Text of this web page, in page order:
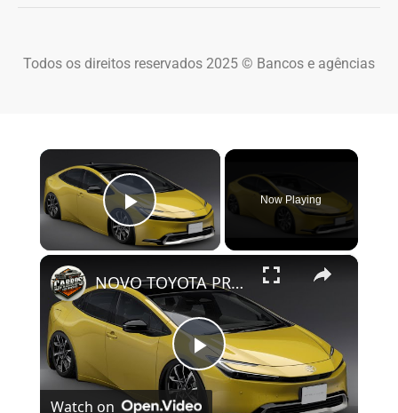
Todos os direitos reservados 2025 © Bancos e agências
×
Play Video
Now Playing
×
Play Video
NOVO TOYOTA PRIUS TEM VISUAL FUTURISTA, PAINEL SOLAR E VEM PARA O BRASIL
Watch on